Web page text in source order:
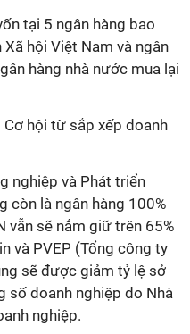
tại 5 ngân hàng bao
hội Việt Nam và ngân
hàng nhà nước mua lại
hội từ sắp xếp doanh
nghiệp và Phát triển
còn là ngân hàng 100%
vẫn sẽ nắm giữ trên 65%
và PVEP (Tổng công ty
sẽ được giảm tỷ lệ sở
số doanh nghiệp do Nhà
nghiệp.